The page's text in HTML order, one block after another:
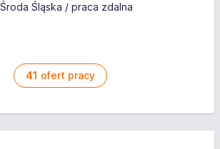
Czasowy ze stawką
pedagogiczne mile widziane;
do wykonywania zawodu;
Środa Śląska / praca zdalna
41 ofert pracy